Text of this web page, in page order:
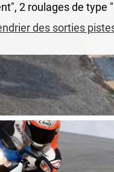
2 roulages de type
des sorties